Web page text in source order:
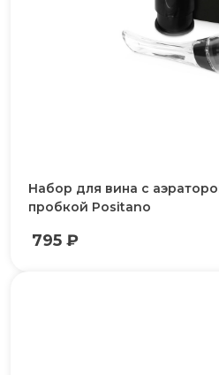
Набор для вина с
пробкой Positano
795 ₽